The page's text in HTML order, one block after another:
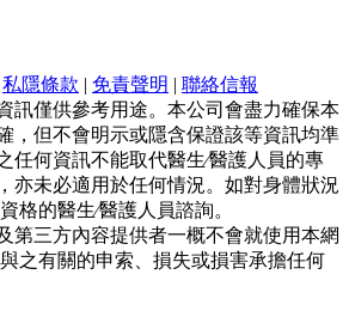
私隱條款 | 免責聲明 | 聯絡信報
訊僅供參考用途。本公司會盡力確保本
，但不會明示或隱含保證該等資訊均準
任何資訊不能取代醫生∕醫護人員的專
亦未必適用於任何情況。如對身體狀況
格的醫生∕醫護人員諮詢。
第三方內容提供者一概不會就使用本網
之有關的申索、損失或損害承擔任何